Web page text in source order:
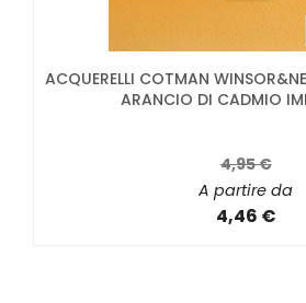
ACQUERELLI COTMAN
ARANCIO DI CADMIO
4,95 €
A partire da
4,46 €